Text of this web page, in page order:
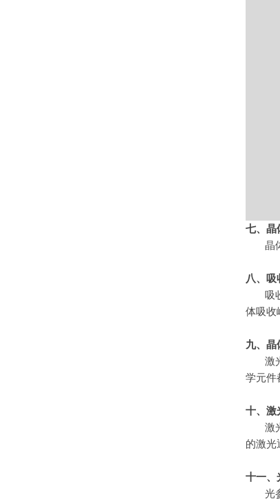
七、晶
晶
八、吸
吸
体吸收
九、晶
激
学元件
十、激
激
的激光
十一、
光